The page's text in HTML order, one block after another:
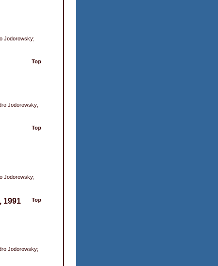
Jodorowsky;
Top
Jodorowsky;
Top
Jodorowsky;
Top
1991
Jodorowsky;